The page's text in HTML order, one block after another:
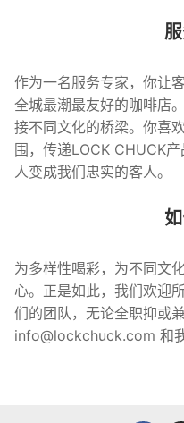
作为一名服务专家，你让
全城最潮最友好的咖啡店
接不同文化的桥梁。你喜
围，传递LOCK CHUCK
人变成我们忠实的客人。
为多样性喝彩，为不同文
心。正是如此，我们欢迎
们的团队，无论全职抑或
info@lockchuck.com 和